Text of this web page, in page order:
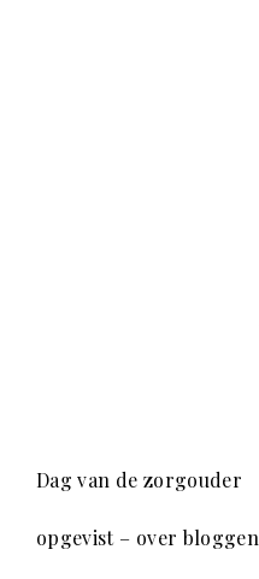
Dag van de zorgouder
opgevist – over bloggen